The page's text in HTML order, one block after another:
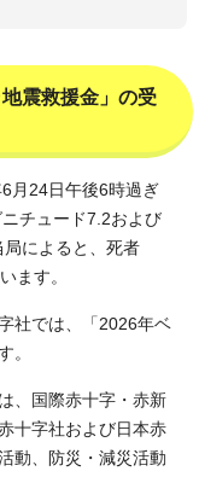
震救援金」の受
月24日午後6時過ぎ
チュード7.2および
によると、死者
ます。
社では、「2026年ベ
。
、国際赤十字・赤新
十字社および日本赤
動、防災・減災活動